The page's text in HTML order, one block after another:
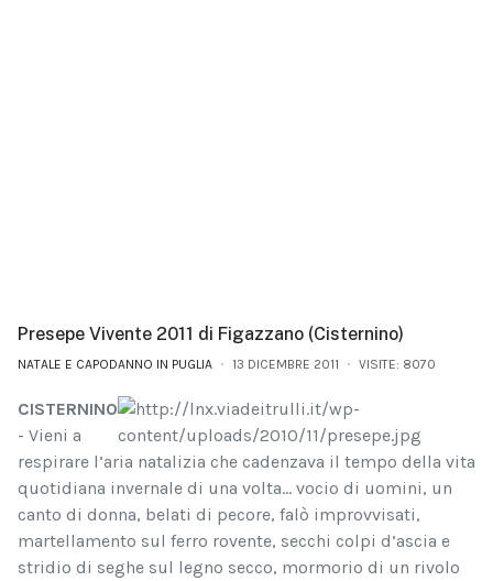
Presepe Vivente 2011 di Figazzano (Cisternino)
NATALE E CAPODANNO IN PUGLIA 13 DICEMBRE 2011 VISITE: 8070
CISTERNINO
- Vieni a
respirare l’aria natalizia che cadenzava il tempo della vita
quotidiana invernale di una volta… vocio di uomini, un
canto di donna, belati di pecore, falò improvvisati,
martellamento sul ferro rovente, secchi colpi d’ascia e
stridio di seghe sul legno secco, mormorio di un rivolo